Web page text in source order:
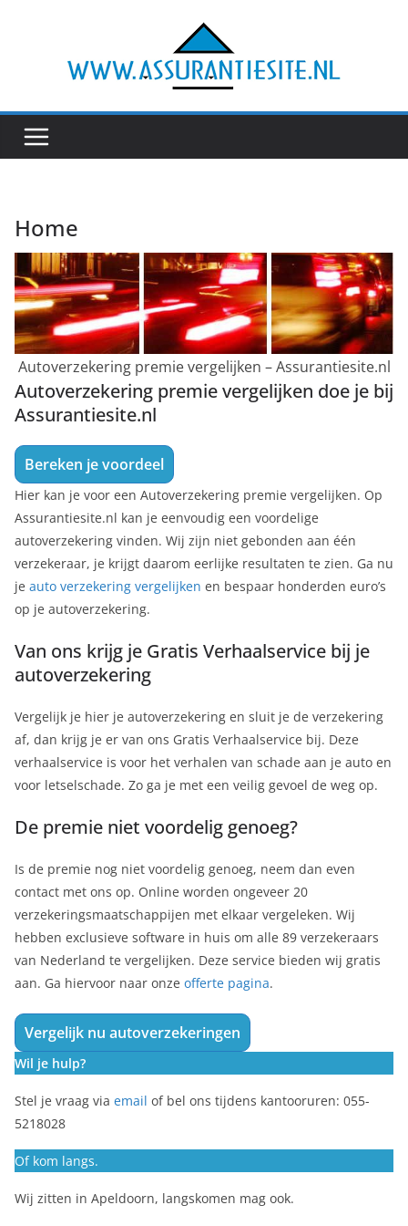
Home
Autoverzekering premie vergelijken – Assurantiesite.nl
Autoverzekering premie vergelijken doe je bij
Assurantiesite.nl
Bereken je voordeel
Hier kan je voor een Autoverzekering premie vergelijken. Op
Assurantiesite.nl kan je eenvoudig een voordelige
autoverzekering vinden. Wij zijn niet gebonden aan één
verzekeraar, je krijgt daarom eerlijke resultaten te zien. Ga nu
je auto verzekering vergelijken en bespaar honderden euro’s
op je autoverzekering.
Van ons krijg je Gratis Verhaalservice bij je
autoverzekering
Vergelijk je hier je autoverzekering en sluit je de verzekering
af, dan krijg je er van ons Gratis Verhaalservice bij. Deze
verhaalservice is voor het verhalen van schade aan je auto en
voor letselschade. Zo ga je met een veilig gevoel de weg op.
De premie niet voordelig genoeg?
Is de premie nog niet voordelig genoeg, neem dan even
contact met ons op. Online worden ongeveer 20
verzekeringsmaatschappijen met elkaar vergeleken. Wij
hebben exclusieve software in huis om alle 89 verzekeraars
van Nederland te vergelijken. Deze service bieden wij gratis
aan. Ga hiervoor naar onze offerte pagina.
Vergelijk nu autoverzekeringen
Wil je hulp?
Stel je vraag via email of bel ons tijdens kantooruren: 055-
5218028
Of kom langs.
Wij zitten in Apeldoorn, langskomen mag ook.